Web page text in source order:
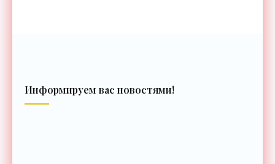
Информируем вас новостями!